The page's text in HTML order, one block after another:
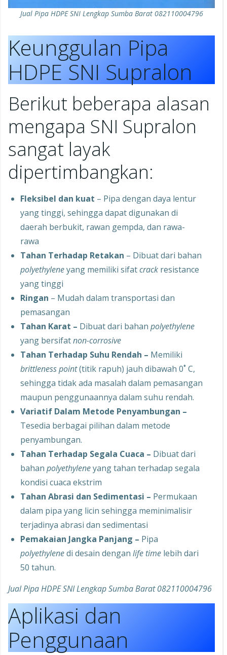
Jual Pipa HDPE SNI Lengkap Sumba Barat 082110004796
Keunggulan Pipa
HDPE SNI Supralon
Berikut beberapa alasan
mengapa SNI Supralon
sangat layak
dipertimbangkan:
Fleksibel dan kuat – Pipa dengan daya lentur
yang tinggi, sehingga dapat digunakan di
daerah berbukit, rawan gempda, dan rawa-
rawa
Tahan Terhadap Retakan – Dibuat dari bahan
polyethyleneyang memiliki sifatcrack resistance
yang tinggi
Ringan – Mudah dalam transportasi dan
pemasangan
Tahan Karat – Dibuat dari bahan polyethylene
yang bersifatnon-corrosive
Tahan Terhadap Suhu Rendah – Memiliki
brittleness point(titik rapuh) jauh dibawah 0˚ C,
sehingga tidak ada masalah dalam pemasangan
maupun penggunaannya dalam suhu rendah.
Variatif Dalam Metode Penyambungan –
Tesedia berbagai pilihan dalam metode
penyambungan.
Tahan Terhadap Segala Cuaca – Dibuat dari
bahan polyethyleneyang tahan terhadap segala
kondisi cuaca ekstrim
Tahan Abrasi dan Sedimentasi – Permukaan
dalam pipa yang licin sehingga meminimalisir
terjadinya abrasi dan sedimentasi
Pemakaian Jangka Panjang – Pipa
polyethylenedi desain dengan life time lebih dari
50 tahun.
Jual Pipa HDPE SNI Lengkap Sumba Barat 082110004796
Aplikasi dan
Penggunaan